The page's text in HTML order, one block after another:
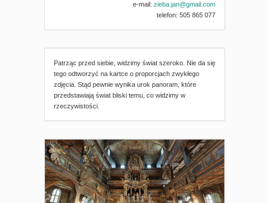
e-mail: zieba.jan@gmail.com
telefon: 505 865 077
Patrząc przed siebie, widzimy świat szeroko. Nie da się
tego odtworzyć na kartce o proporcjach zwykłego
zdjęcia. Stąd pewnie wynika urok panoram, które
przedstawiają świat bliski temu, co widzimy w
rzeczywistości.